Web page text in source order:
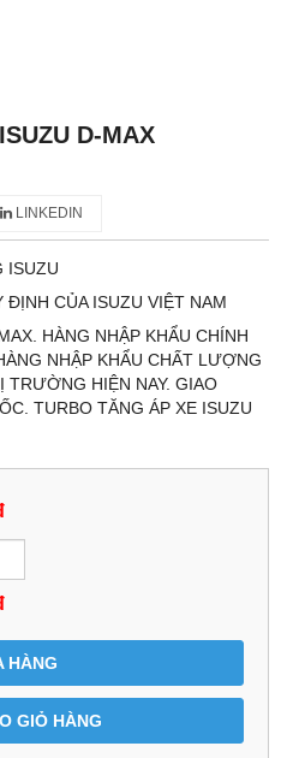
D-MAX
LINKEDIN
ISUZU
ĐỊNH CỦA ISUZU VIỆT NAM
HÀNG NHẬP KHẨU CHÍNH
NHẬP KHẨU CHẤT LƯỢNG
TRƯỜNG HIỆN NAY. GIAO
TURBO TĂNG ÁP XE ISUZU
HÀNG
GIỎ HÀNG